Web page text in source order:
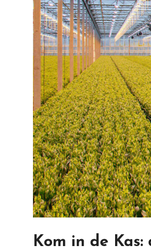
Kom in de